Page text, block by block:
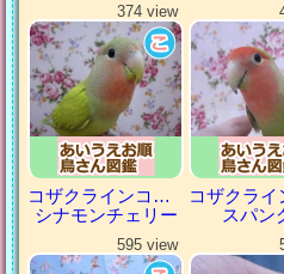
374 view
コザクラインコ（小桜インコ）
シナモンチェリー
スパン
595 view